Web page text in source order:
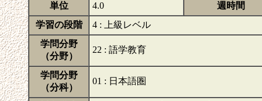
単位 4.0
週時間
学習の段階
4 : 上級レベル
学問分野
（分野）
22 : 語学教育
学問分野
（分科）
01 : 日本語圏